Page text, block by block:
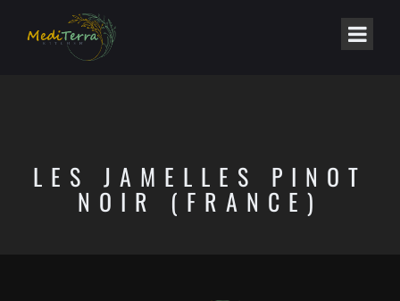
LES JAMELLES PINOT
NOIR (FRANCE)